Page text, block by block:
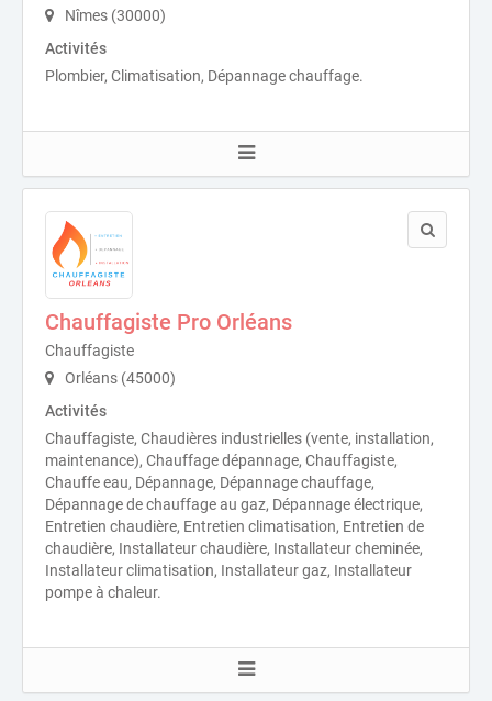
Nîmes (30000)
Activités
Plombier, Climatisation, Dépannage chauffage.
Chauffagiste Pro Orléans
Chauffagiste
Orléans (45000)
Activités
Chauffagiste, Chaudières industrielles (vente, installation,
maintenance), Chauffage dépannage, Chauffagiste,
Chauffe eau, Dépannage, Dépannage chauffage,
Dépannage de chauffage au gaz, Dépannage électrique,
Entretien chaudière, Entretien climatisation, Entretien de
chaudière, Installateur chaudière, Installateur cheminée,
Installateur climatisation, Installateur gaz, Installateur
pompe à chaleur.